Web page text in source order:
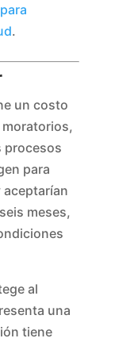
.
un costo
procesos
para
aceptarían
meses,
al
una
tiene